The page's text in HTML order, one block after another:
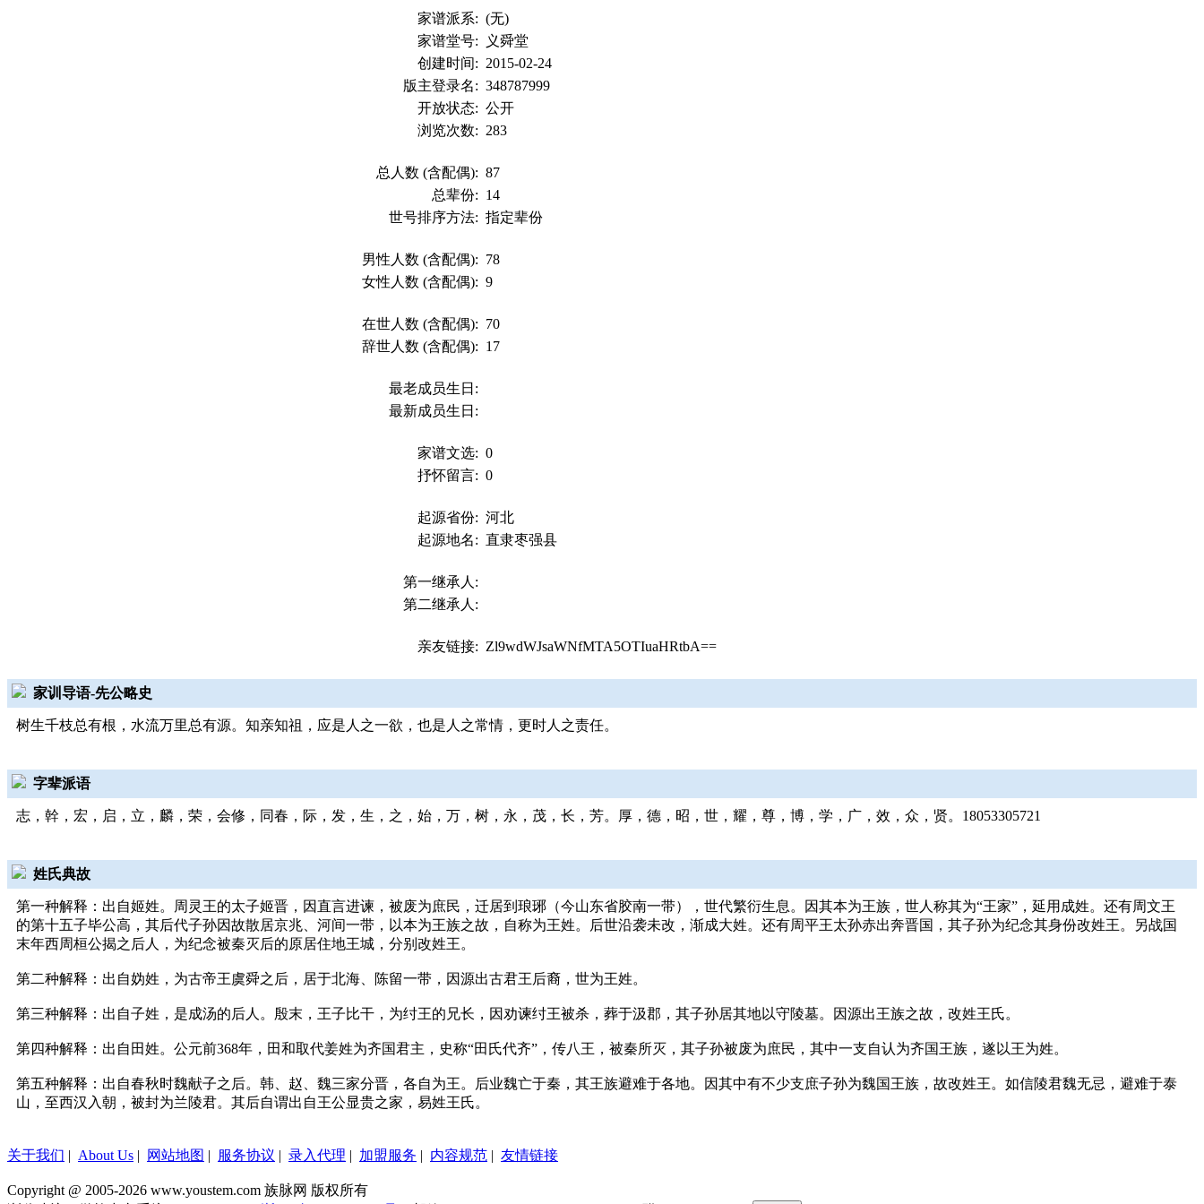
家谱派系: (无)
家谱堂号:
义舜堂
创建时间: 2015-02-24
版主登录名: 348787999
开放状态: 公开
浏览次数: 283
总人数 (含配偶): 87
总辈份: 14
世号排序方法: 指定辈份
男性人数 (含配偶): 78
女性人数 (含配偶): 9
在世人数 (含配偶): 70
辞世人数 (含配偶): 17
最老成员生日:
最新成员生日:
家谱文选: 0
抒怀留言: 0
起源省份: 河北
起源地名: 直隶枣强县
第一继承人:
第二继承人:
亲友链接: Zl9wdWJsaWNfMTA5OTIuaHRtbA==
家训导语-先公略史
树生千枝总有根，水流万里总有源。知亲知祖，应是人之一欲，也是人之常情，更时人之责任。
字辈派语
志，幹，宏，启，立，麟，荣，会修，同春，际，发，生，之，始，万，树，永，茂，长，芳。厚，德，昭，世，耀，尊，博，学，广，效，众，贤。18053305721
姓氏典故
第一种解释：出自姬姓。周灵王的太子姬晋，因直言进谏，被废为庶民，迁居到琅琊（今山东省胶南一带），世代繁衍生息。因其本为王族，世人称其为“王家”，延用成姓。还有周文王
的第十五子毕公高，其后代子孙因故散居京兆、河间一带，以本为王族之故，自称为王姓。后世沿袭未改，渐成大姓。还有周平王太孙赤出奔晋国，其子孙为纪念其身份改姓王。另战国
末年西周桓公揭之后人，为纪念被秦灭后的原居住地王城，分别改姓王。
第二种解释：出自妫姓，为古帝王虞舜之后，居于北海、陈留一带，因源出古君王后裔，世为王姓。
第三种解释：出自子姓，是成汤的后人。殷末，王子比干，为纣王的兄长，因劝谏纣王被杀，葬于汲郡，其子孙居其地以守陵墓。因源出王族之故，改姓王氏。
第四种解释：出自田姓。公元前368年，田和取代姜姓为齐国君主，史称“田氏代齐”，传八王，被秦所灭，其子孙被废为庶民，其中一支自认为齐国王族，遂以王为姓。
第五种解释：出自春秋时魏献子之后。韩、赵、魏三家分晋，各自为王。后业魏亡于秦，其王族避难于各地。因其中有不少支庶子孙为魏国王族，故改姓王。如信陵君魏无忌，避难于泰
山，至西汉入朝，被封为兰陵君。其后自谓出自王公显贵之家，易姓王氏。
关于我们 | About Us | 网站地图 | 服务协议 | 录入代理 | 加盟服务 | 内容规范 | 友情链接
Copyright @ 2005-2026 www.youstem.com 族脉网 版权所有